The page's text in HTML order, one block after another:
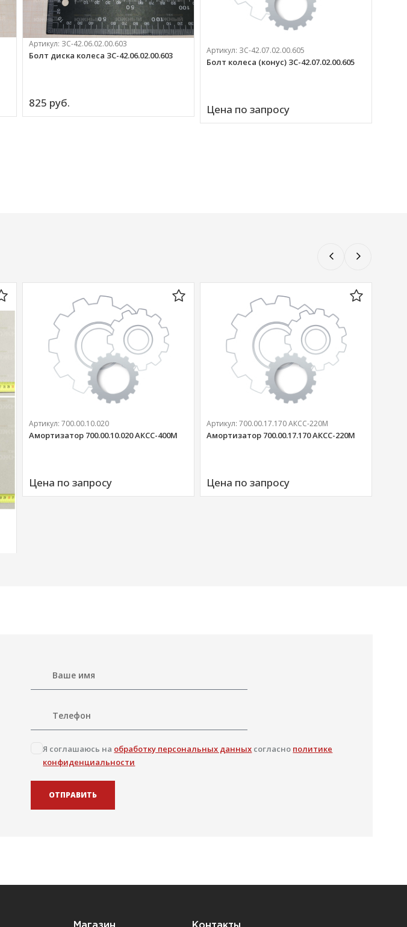
Артикул: ЗС-42.06.02.00.603
Болт диска колеса ЗС-42.06.02.00.603
825 руб.
Артикул: ЗС-42.07.02.00.605
Болт колеса (конус) ЗС-42.07.02.00.605
Цена по запросу
Артикул:700.00.10.020
Амортизатор 700.00.10.020 АКСС-400М
Цена по запросу
Артикул:700.00.17.170 АКСС-220М
Амортизатор 700.00.17.170 АКСС-220М
Цена по запросу
Я соглашаюсь на обработку персональных данных согласно политике
конфиденциальности
ОТПРАВИТЬ